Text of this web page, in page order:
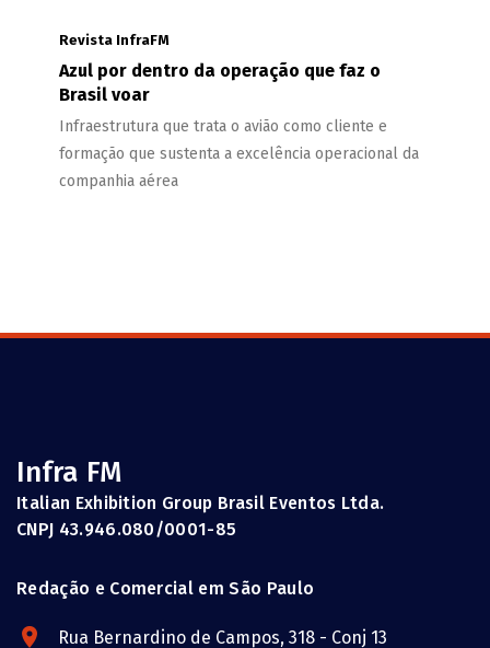
Revista InfraFM
Azul por dentro da operação que faz o
Brasil voar
Infraestrutura que trata o avião como cliente e
formação que sustenta a excelência operacional da
companhia aérea
Infra FM
Italian Exhibition Group Brasil Eventos Ltda.
CNPJ 43.946.080/0001-85
Redação e Comercial em São Paulo
Rua Bernardino de Campos, 318 - Conj 13